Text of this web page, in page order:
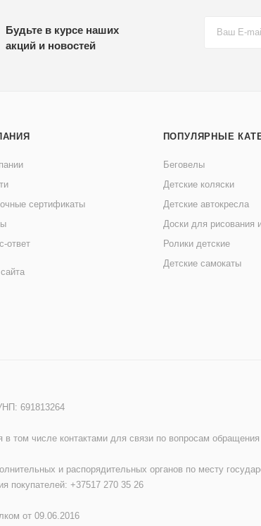
Будьте в курсе наших
акций и новостей
сертификаты
ответ
ПОПУЛЯРНЫЕ
Беговелы
Детские коляски
Детские автокресла
Доски для рисования
Ролики детские
Детские самокаты
691813264
том числе контактами для связи по вопросам
и распорядительных органов по месту
покупателей: +37517 270 35 26
от 09.06.2016